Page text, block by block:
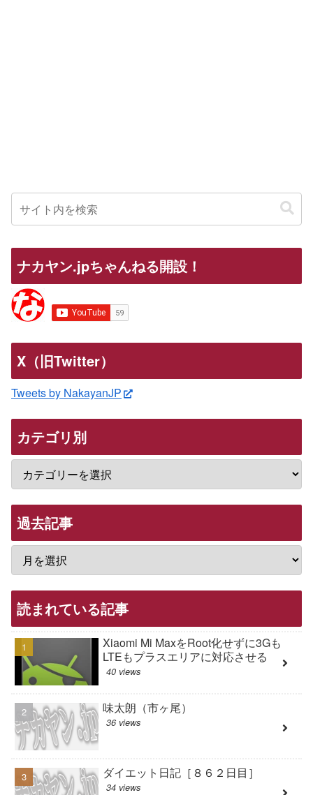
ナカヤン.jpちゃんねる開設！
X（旧Twitter）
Tweets by NakayanJP
カテゴリ別
過去記事
読まれている記事
Xiaomi Mi MaxをRoot化せずに3Gも
LTEもプラスエリアに対応させる
40 views
味太朗（市ヶ尾）
36 views
ダイエット日記［８６２日目］
34 views